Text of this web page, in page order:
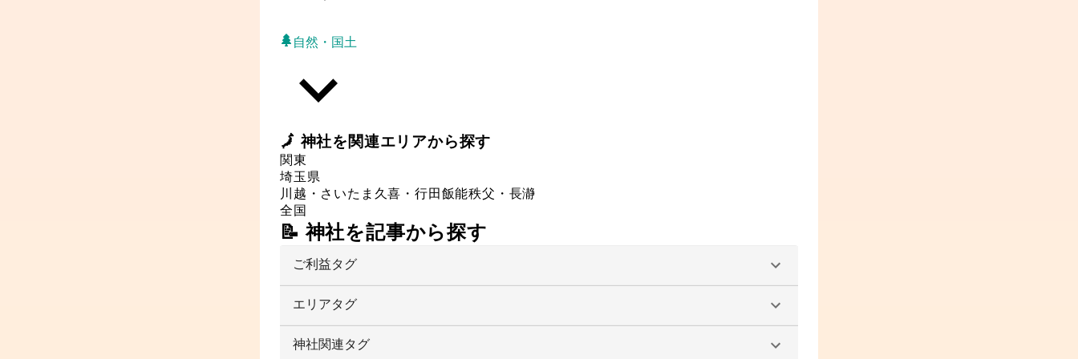
自然・国土
🗾神社を関連エリアから探す
関東
埼玉県
川越・さいたま 久喜・行田飯能秩父・長瀞
全国
📝 神社を記事から探す
ご利益タグ
エリアタグ
神社関連タグ